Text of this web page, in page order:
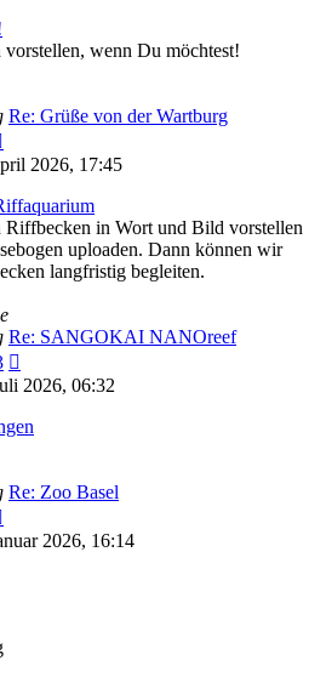
wenn Du möchtest!
Re: Grüße von der Wartburg
Beitrag2026, 17:45
in Wort und Bild vorstellen
uploaden. Dann können wir
langfristig begleiten.
Re: SANGOKAI NANOreef
Beitrag
2026, 06:32
Re: Zoo Basel
Beitrag2026, 16:14